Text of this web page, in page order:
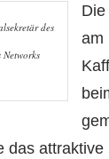
des
am
das attraktive